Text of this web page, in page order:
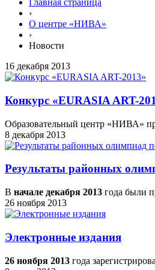
Главная страница
›
О центре «НИВА»
›
Новости
16 декабря 2013
Конкурс «EURASIA ART-
Образовательный центр «НИВА»
8 декабря 2013
Результаты районных
В начале декабря 2013 года были
26 ноября 2013
Электронные издания
26 ноября 2013 года